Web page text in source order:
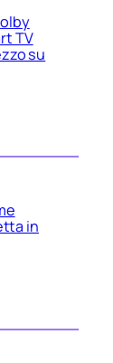
TV
su
in